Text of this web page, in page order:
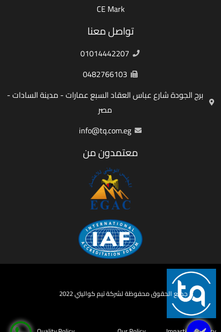
CE Mark
تواصل معنا
01014442207
0482766103
برج الجودة شارع عباس العقاد السبع عمارات - مدينة السادات -
مصر
info@tq.com.eg
معتمدون من
جميع الحقوق محفوظة لشركة تيم كواليتي 2022